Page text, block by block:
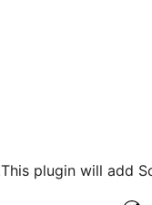
This plugin will add